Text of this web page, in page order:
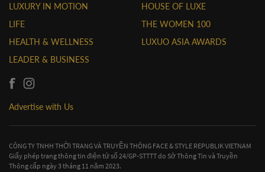
LUXURY IN MOTION
LIFE
HEALTH & WELLNESS
LEADER & BUSINESS
HOUSE OF LUXE
THE WOMEN 100
LUXUO ASIA AWARDS
Advertise with Us
CÔNG TY TNHH THỜI TRANG VÀ TRUYỀN THÔNG FACE & STYLE REPUBLIK VIETNAM
Giấy phép trang thông tin điện tử số 24/GP-STTTT do Sở Thông Tin và Truyền
Thông cấp ngày 3 tháng 11 năm 2023.